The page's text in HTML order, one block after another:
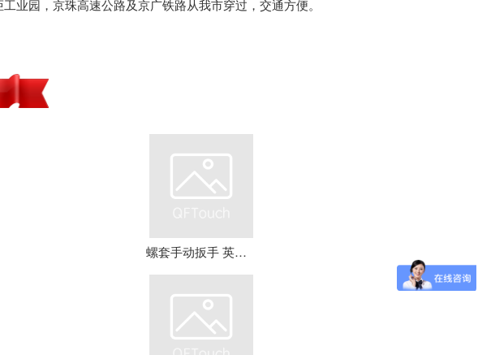
业园，京珠高速公路及京广铁路从我市穿过，交通方便。
螺套手动扳手 英制牙套扳手，钢丝螺套扳手 螺套工具